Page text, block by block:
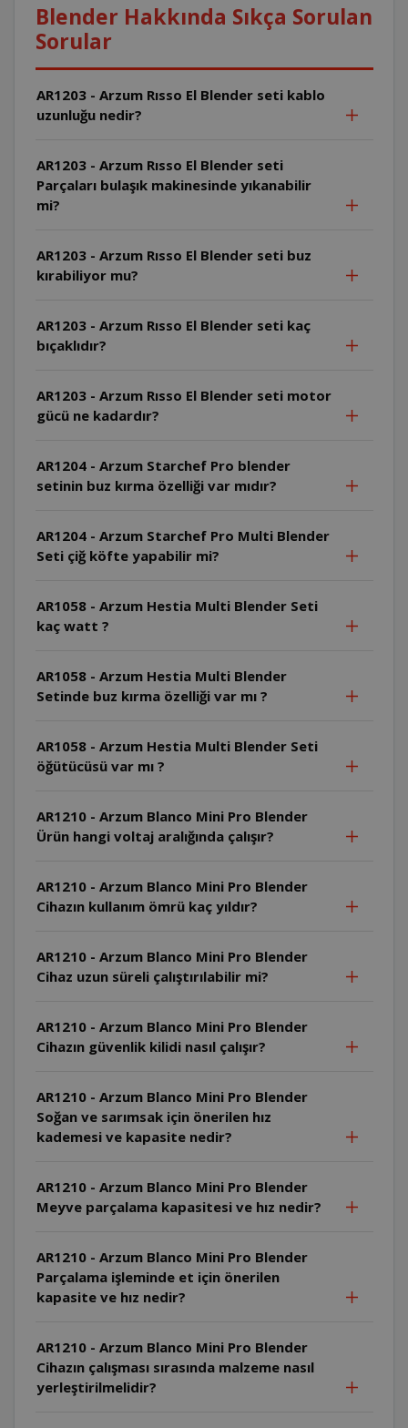
Blender Hakkında Sıkça Sorulan
Sorular
AR1203 - Arzum Rısso El Blender seti kablo
uzunluğu nedir?
AR1203 - Arzum Rısso El Blender seti
Parçaları bulaşık makinesinde yıkanabilir
mi?
AR1203 - Arzum Rısso El Blender seti buz
kırabiliyor mu?
AR1203 - Arzum Rısso El Blender seti kaç
bıçaklıdır?
AR1203 - Arzum Rısso El Blender seti motor
gücü ne kadardır?
AR1204 - Arzum Starchef Pro blender
setinin buz kırma özelliği var mıdır?
AR1204 - Arzum Starchef Pro Multi Blender
Seti çiğ köfte yapabilir mi?
AR1058 - Arzum Hestia Multi Blender Seti
kaç watt ?
AR1058 - Arzum Hestia Multi Blender
Setinde buz kırma özelliği var mı ?
AR1058 - Arzum Hestia Multi Blender Seti
öğütücüsü var mı ?
AR1210 - Arzum Blanco Mini Pro Blender
Ürün hangi voltaj aralığında çalışır?
AR1210 - Arzum Blanco Mini Pro Blender
Cihazın kullanım ömrü kaç yıldır?
AR1210 - Arzum Blanco Mini Pro Blender
Cihaz uzun süreli çalıştırılabilir mi?
AR1210 - Arzum Blanco Mini Pro Blender
Cihazın güvenlik kilidi nasıl çalışır?
AR1210 - Arzum Blanco Mini Pro Blender
Soğan ve sarımsak için önerilen hız
kademesi ve kapasite nedir?
AR1210 - Arzum Blanco Mini Pro Blender
Meyve parçalama kapasitesi ve hız nedir?
AR1210 - Arzum Blanco Mini Pro Blender
Parçalama işleminde et için önerilen
kapasite ve hız nedir?
AR1210 - Arzum Blanco Mini Pro Blender
Cihazın çalışması sırasında malzeme nasıl
yerleştirilmelidir?